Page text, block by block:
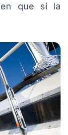
que sí la